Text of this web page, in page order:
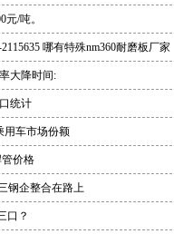
/吨。
哪有特殊nm360耐磨板厂家
大降时间:
统计
用车市场份额
管价格
钢企整合在路上
口？